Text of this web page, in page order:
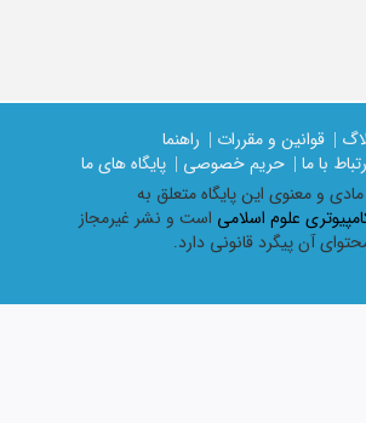
| قوانین و مقررات |
راهنما
با ما | حریم خصوصی |
پایگاه های ما
و معنوی اين پايگاه متعلق به
علوم اسلامی است و نشر غیرمجاز
آن پیگرد قانونی دارد.